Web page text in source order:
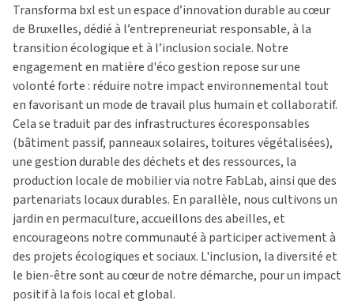
Transforma bxl est un espace d’innovation durable au cœur
de Bruxelles, dédié à l’entrepreneuriat responsable, à la
transition écologique et à l’inclusion sociale. Notre
engagement en matière d'éco gestion repose sur une
volonté forte : réduire notre impact environnemental tout
en favorisant un mode de travail plus humain et collaboratif.
Cela se traduit par des infrastructures écoresponsables
(bâtiment passif, panneaux solaires, toitures végétalisées),
une gestion durable des déchets et des ressources, la
production locale de mobilier via notre FabLab, ainsi que des
partenariats locaux durables. En parallèle, nous cultivons un
jardin en permaculture, accueillons des abeilles, et
encourageons notre communauté à participer activement à
des projets écologiques et sociaux. L'inclusion, la diversité et
le bien-être sont au cœur de notre démarche, pour un impact
positif à la fois local et global.